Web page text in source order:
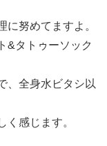
努めてますよ。
&タトゥーソック
、全身水ビタシ以
感じます。